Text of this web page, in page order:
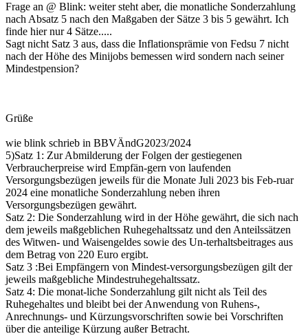
Frage an @ Blink: weiter steht aber, die monatliche Sonderzahlung
nach Absatz 5 nach den Maßgaben der Sätze 3 bis 5 gewährt. Ich
finde hier nur 4 Sätze.....
Sagt nicht Satz 3 aus, dass die Inflationsprämie von Fedsu 7 nicht
nach der Höhe des Minijobs bemessen wird sondern nach seiner
Mindestpension?
Grüße
wie blink schrieb in BBVÄndG2023/2024
5)Satz 1: Zur Abmilderung der Folgen der gestiegenen
Verbraucherpreise wird Empfän-gern von laufenden
Versorgungsbezügen jeweils für die Monate Juli 2023 bis Feb-ruar
2024 eine monatliche Sonderzahlung neben ihren
Versorgungsbezügen gewährt.
Satz 2: Die Sonderzahlung wird in der Höhe gewährt, die sich nach
dem jeweils maßgeblichen Ruhegehaltssatz und den Anteilssätzen
des Witwen- und Waisengeldes sowie des Un-terhaltsbeitrages aus
dem Betrag von 220 Euro ergibt.
Satz 3 :Bei Empfängern von Mindest-versorgungsbezügen gilt der
jeweils maßgebliche Mindestruhegehaltssatz.
Satz 4: Die monat-liche Sonderzahlung gilt nicht als Teil des
Ruhegehaltes und bleibt bei der Anwendung von Ruhens-,
Anrechnungs- und Kürzungsvorschriften sowie bei Vorschriften
über die anteilige Kürzung außer Betracht.